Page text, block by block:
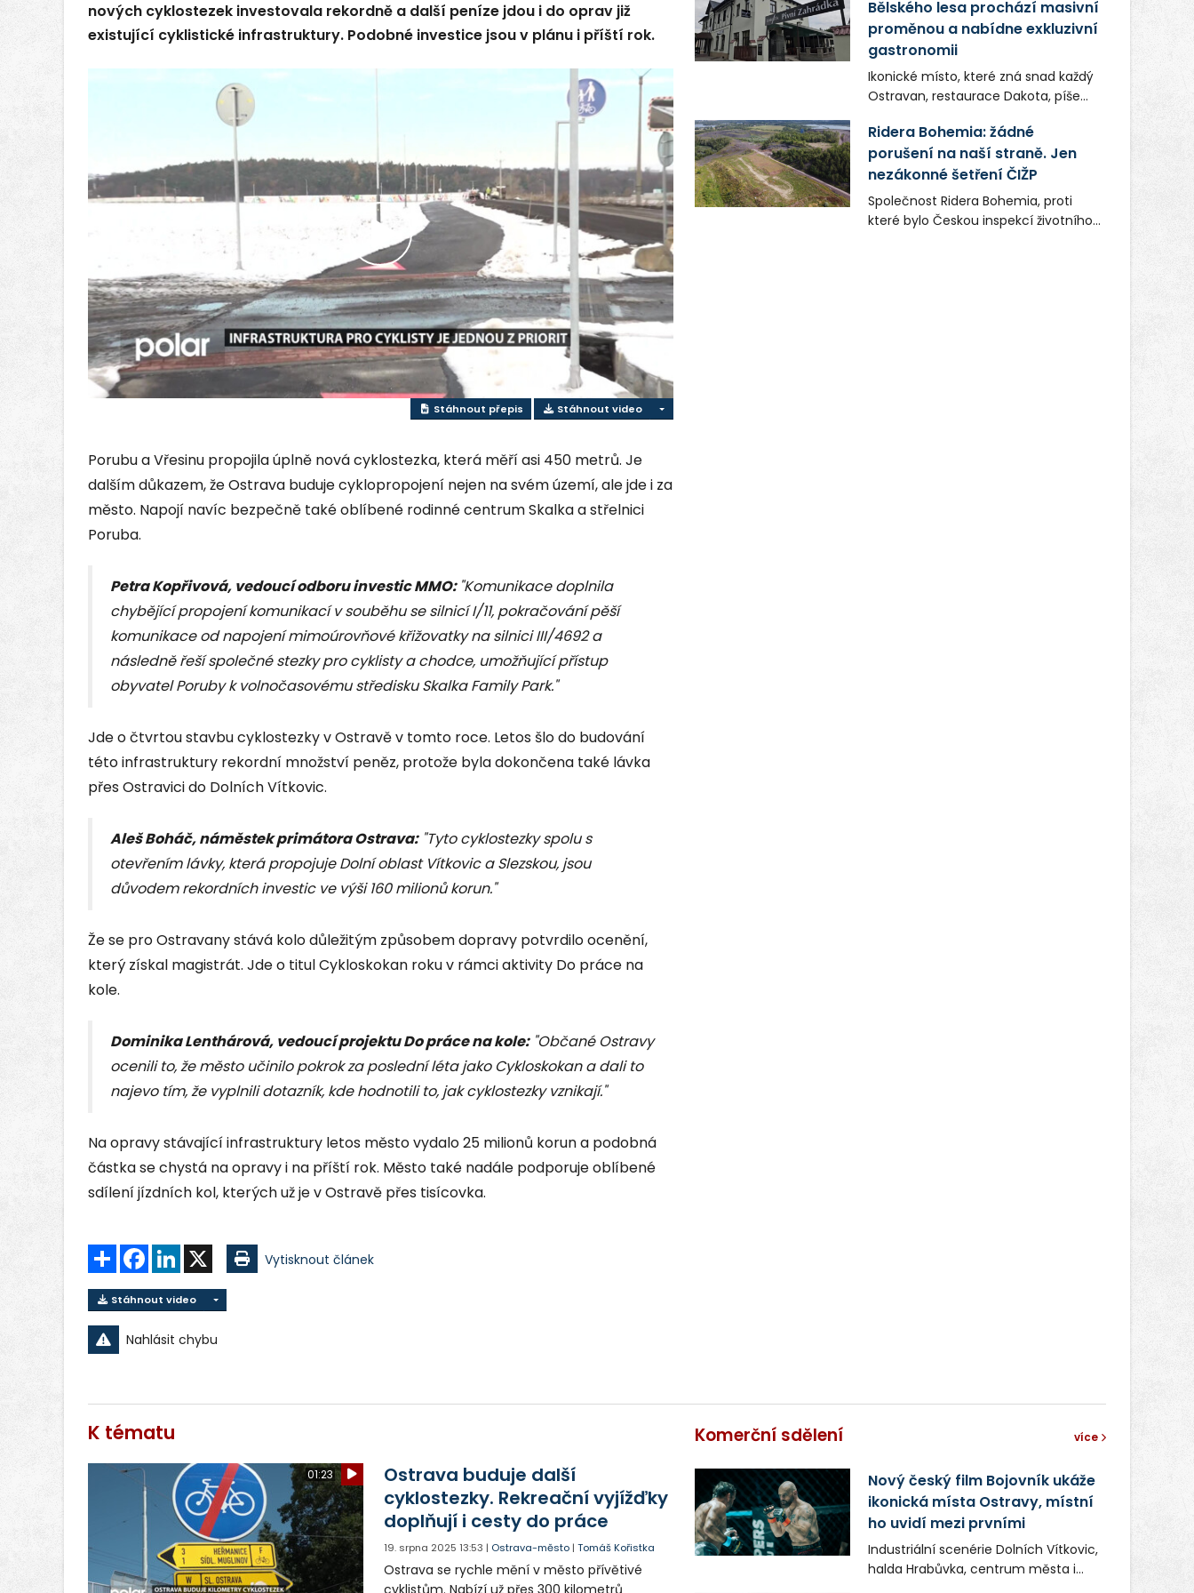
nových cyklostezek investovala rekordně a další peníze jdou i do oprav již
existující cyklistické infrastruktury. Podobné investice jsou v plánu i příští rok.
Přehrát
video
Stáhnout přepis Stáhnout video
Porubu a Vřesinu propojila úplně nová cyklostezka, která měří asi 450 metrů. Je
dalším důkazem, že Ostrava buduje cyklopropojení nejen na svém území, ale jde i za
město. Napojí navíc bezpečně také oblíbené rodinné centrum Skalka a střelnici
Poruba.
Petra Kopřivová, vedoucí odboru investic MMO: "Komunikace doplnila
chybějící propojení komunikací v souběhu se silnicí I/11, pokračování pěší
komunikace od napojení mimoúrovňové křižovatky na silnici III/4692 a
následně řeší společné stezky pro cyklisty a chodce, umožňující přístup
obyvatel Poruby k volnočasovému středisku Skalka Family Park."
Jde o čtvrtou stavbu cyklostezky v Ostravě v tomto roce. Letos šlo do budování
této infrastruktury rekordní množství peněz, protože byla dokončena také lávka
přes Ostravici do Dolních Vítkovic.
Aleš Boháč, náměstek primátora Ostrava:"Tyto cyklostezky spolu s
otevřením lávky, která propojuje Dolní oblast Vítkovic a Slezskou, jsou
důvodem rekordních investic ve výši 160 milionů korun."
Že se pro Ostravany stává kolo důležitým způsobem dopravy potvrdilo ocenění,
který získal magistrát. Jde o titul Cykloskokan roku v rámci aktivity Do práce na
kole.
Dominika Lenthárová, vedoucí projektu Do práce na kole:"Občané Ostravy
ocenili to, že město učinilo pokrok za poslední léta jako Cykloskokan a dali to
najevo tím, že vyplnili dotazník, kde hodnotili to, jak cyklostezky vznikají."
Na opravy stávající infrastruktury letos město vydalo 25 milionů korun a podobná
částka se chystá na opravy i na příští rok. Město také nadále podporuje oblíbené
sdílení jízdních kol, kterých už je v Ostravě přes tisícovka.
Sdílet FacebookLinkedIn Vytisknout článek
Stáhnout video
Nahlásit chybu
Bělského lesa prochází masivní
proměnou a nabídne exkluzivní
gastronomii
Ikonické místo, které zná snad každý
Ostravan, restaurace Dakota, píše
společnost Dang Investment Group
s.r.o. investuje do projektu přes 50
milionů korun. Cílem je přinést
Ostravě dva špičkové gastronomické
koncepty, které v regionu dosud
chyběly, luxusní středomořskou
Ridera Bohemia: žádné
porušení na naší straně. Jen
nezákonné šetření ČIŽP
Společnost Ridera Bohemia, proti
které bylo Českou inspekcí životního
K tématu
01:23
Ostrava buduje další
cyklostezky. Rekreační vyjížďky
doplňují i cesty do práce
19. srpna 2025 13:53 | Ostrava-město |Tomáš Kořistka
Ostrava se rychle mění v město přívětivé
cyklistům. Nabízí už přes 300 kilometrů
Komerční sdělení více
Nový český film Bojovník ukáže
ikonická místa Ostravy, místní
ho uvidí mezi prvními
Industriální scenérie Dolních Vítkovic,
halda Hrabůvka, centrum města i